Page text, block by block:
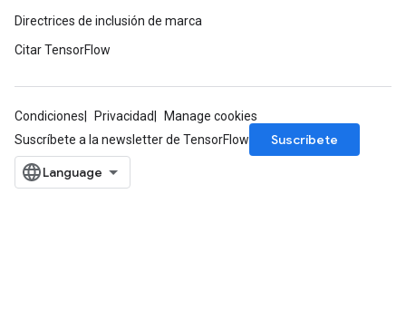
Directrices de inclusión de marca
Citar TensorFlow
Condiciones Privacidad
Manage cookies
Suscríbete a la newsletter de TensorFlow
Suscríbete